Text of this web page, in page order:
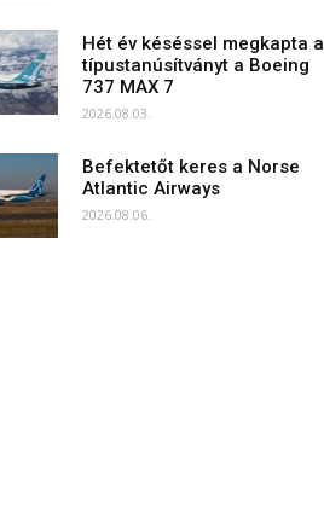
Hét év késéssel megkapta a
típustanúsítványt a Boeing
737 MAX 7
2026.08.03.
Befektetőt keres a Norse
Atlantic Airways
2026.08.06.